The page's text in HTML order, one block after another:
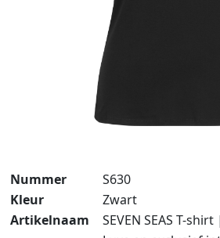
Nummer
S630
Kleur
Zwart
Artikelnaam
SEVEN SEAS T-